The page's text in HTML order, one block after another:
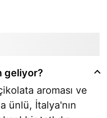
geliyor?
aroması ve
ünlü, İtalya'nın